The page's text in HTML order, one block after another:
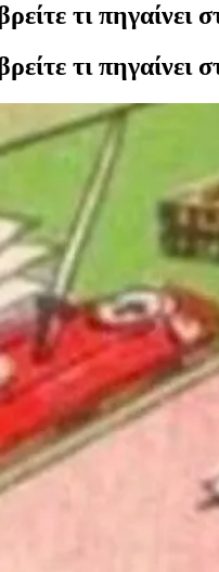
τι πηγαίνει
τι πηγαίνει